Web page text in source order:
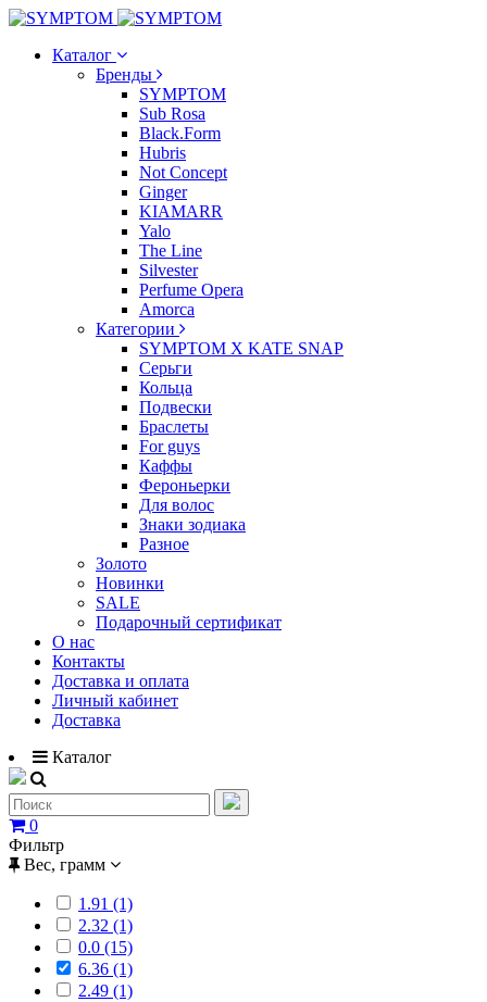
Каталог
Бренды
SYMPTOM
Sub Rosa
Black.Form
Hubris
Not Concept
Ginger
KIAMARR
Yalo
The Line
Silvester
Perfume Opera
Amorca
Категории
SYMPTOM X KATE SNAP
Серьги
Кольца
Подвески
Браслеты
For guys
Каффы
Фероньерки
Для волос
Знаки зодиака
Разное
Золото
Новинки
SALE
Подарочный сертификат
О нас
Контакты
Доставка и оплата
Личный кабинет
Доставка
Каталог
0
Фильтр
Вес, грамм
1.91 (1)
2.32 (1)
0.0 (15)
6.36 (1)
2.49 (1)